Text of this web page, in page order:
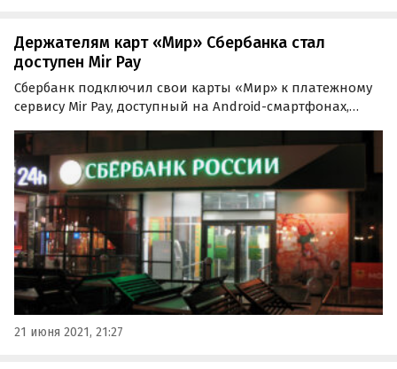
Держателям карт «Мир» Сбербанка стал
доступен Mir Pay
Сбербанк подключил свои карты «Мир» к платежному
сервису Mir Pay, доступный на Android-смартфонах,
Сбербанка могут зарегистрировать их в Mir Pay и
оплачивать свои покупки со смартфона.
21 июня 2021, 21:27